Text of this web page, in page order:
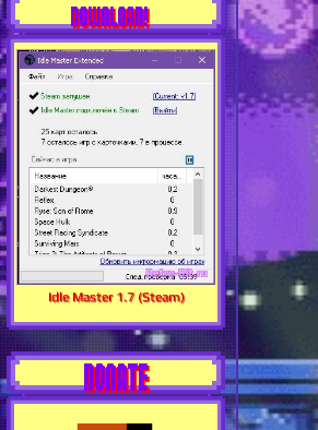
DOWNLOAD!
Idle Master 1.7 (Steam)
DONATE